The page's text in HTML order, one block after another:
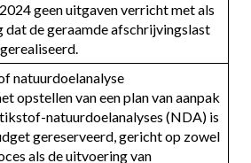
geen uitgaven verricht met als
dat de geraamde afschrijvingslast
natuurdoelanalyse
opstellen van een plan van aanpak
natuurdoelanalyses (NDA) is
gereserveerd, gericht op zowel
als de uitvoering van